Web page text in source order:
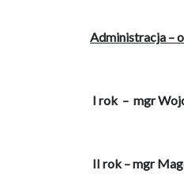
Administracja –
I rok – mgr
II rok – mgr